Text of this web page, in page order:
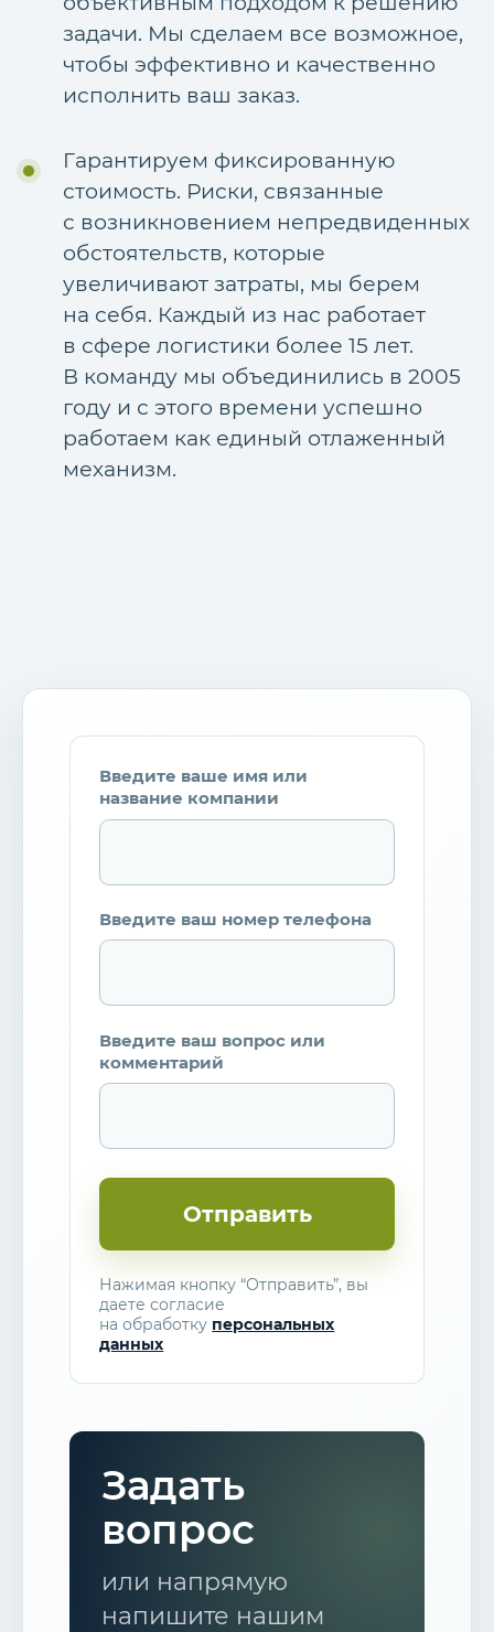
задачи. Мы сделаем все возможное,
чтобы эффективно и качественно
исполнить ваш заказ.
Гарантируем фиксированную
стоимость. Риски, связанные
с возникновением непредвиденных
обстоятельств, которые
увеличивают затраты, мы берем
на себя. Каждый из нас работает
в сфере логистики более 15 лет.
В команду мы объединились в 2005
году и с этого времени успешно
работаем как единый отлаженный
механизм.
Введите ваше имя или
название компании
Введите ваш номер телефона
Введите ваш вопрос или
комментарий
Отправить
Нажимая кнопку “Отправить”, вы
даете согласие
на обработку персональных
данных
Задать
вопрос
или напрямую
напишите нашим